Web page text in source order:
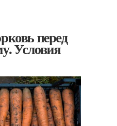
перед
Условия